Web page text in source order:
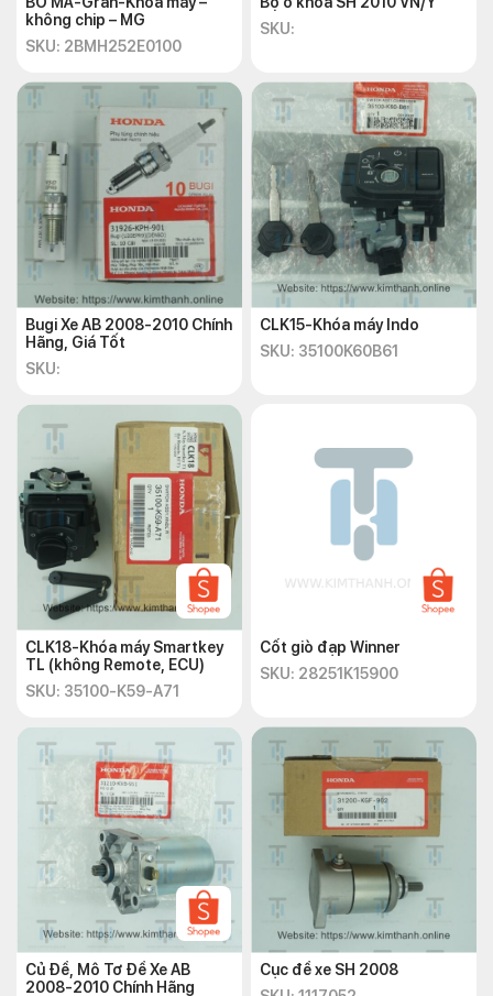
không chip – MG
SKU: 2BMH252E0100
SKU:
Bugi Xe AB 2008-2010 Chính
Hãng, Giá Tốt
SKU:
CLK15-Khóa máy Indo
SKU: 35100K60B61
CLK18-Khóa máy Smartkey
TL (không Remote, ECU)
SKU: 35100-K59-A71
Cốt giò đạp Winner
SKU: 28251K15900
Củ Đề, Mô Tơ Đề Xe AB
2008-2010 Chính Hãng
Cục đề xe SH 2008